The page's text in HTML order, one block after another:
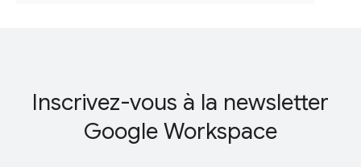
Inscrivez-vous à la newsletter
Google Workspace